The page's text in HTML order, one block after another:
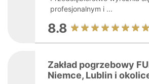
profesjonalnym i ...
8.8
Zakład pogrzebowy
Niemce, Lublin i